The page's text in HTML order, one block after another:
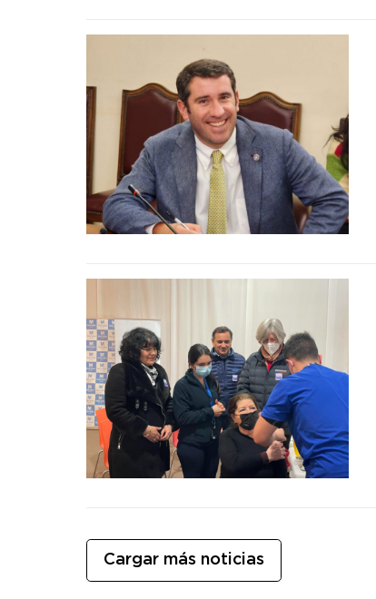
Cargar más noticias